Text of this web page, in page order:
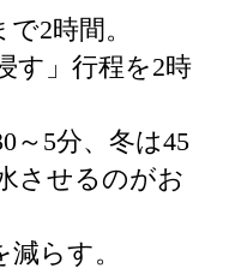
2時間。
す」行程を2時
～5分、冬は45
させるのがお
らす。